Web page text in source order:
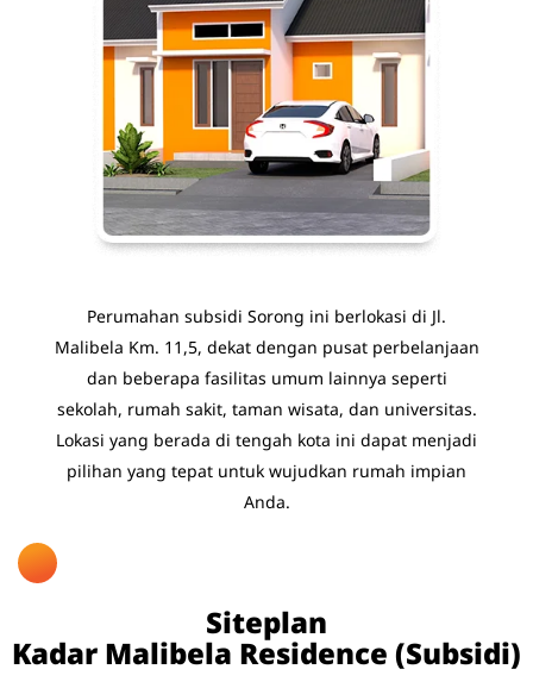
Perumahan subsidi Sorong ini berlokasi di Jl.
Malibela Km. 11,5, dekat dengan pusat perbelanjaan
dan beberapa fasilitas umum lainnya seperti
sekolah, rumah sakit, taman wisata, dan universitas.
Lokasi yang berada di tengah kota ini dapat menjadi
pilihan yang tepat untuk wujudkan rumah impian
Anda.
Siteplan
Kadar Malibela Residence (Subsidi)